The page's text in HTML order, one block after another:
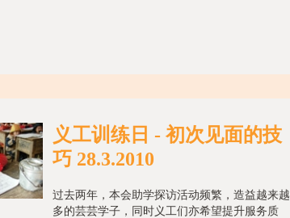
义工训练日 - 初次见面的技
巧 28.3.2010
过去两年，本会助学探访活动频繁，造益越来越
多的芸芸学子，同时义工们亦希望提升服务质